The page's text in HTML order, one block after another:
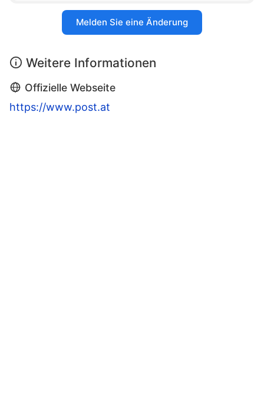
Melden Sie eine Änderung
Weitere Informationen
Offizielle Webseite
https://www.post.at